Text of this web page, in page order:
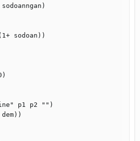
sodoan))
p1 p2 "")